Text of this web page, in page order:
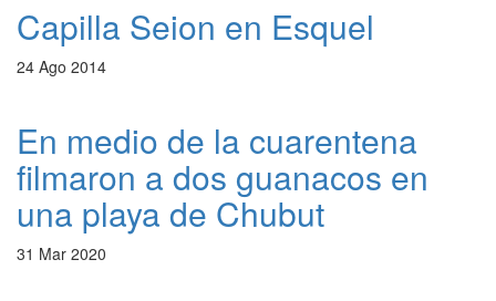
Capilla Seion en Esquel
24 Ago 2014
En medio de la cuarentena
filmaron a dos guanacos en
una playa de Chubut
31 Mar 2020